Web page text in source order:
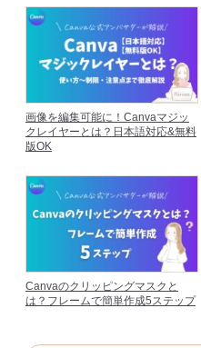
画像を編集可能に！Canvaマジッ
クレイヤーとは？日本語対応&無料
版OK
Canvaのクリッピングマスクと
は？フレームで簡単作成5ステップ